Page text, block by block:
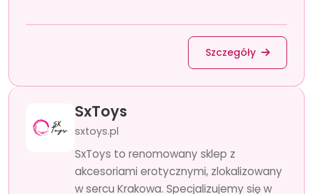
Szczegóły
SxToys
sxtoys.pl
SxToys to renomowany sklep z
akcesoriami erotycznymi, zlokalizowany
w sercu Krakowa. Specjalizujemy się w